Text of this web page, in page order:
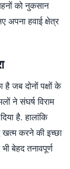
को नुकसान
अपना हवाई क्षेत्र
है जब दोनों पक्षों के
ने संघर्ष विराम
है. हालांकि
खत्म करने की इच्छा
बेहद तनावपूर्ण